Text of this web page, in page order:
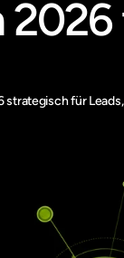
für